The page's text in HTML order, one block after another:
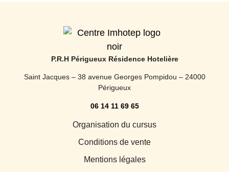
P.R.H Périgueux Résidence Hotelière
Saint Jacques – 38 avenue Georges Pompidou – 24000
Périgueux
06 14 11 69 65
Organisation du cursus
Conditions de vente
Mentions légales